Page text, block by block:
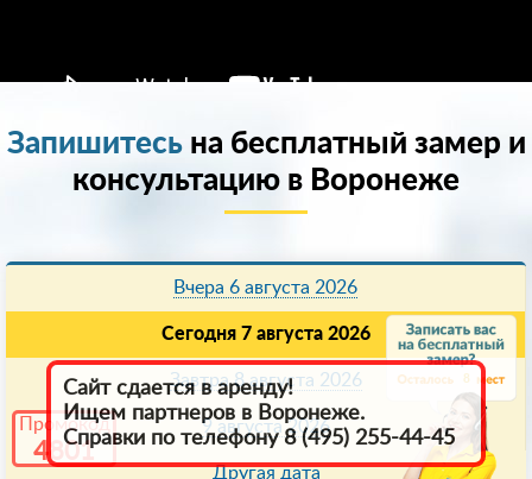
8
Промокод
4801
Запишитесьна бесплатный замер и
консультацию в Воронеже
Вчера 6 августа 2026
Сегодня 7 августа 2026
Завтра 8 августа 2026
9 августа 2026
Другая дата
Сайт сдается в аренду!
Ищем партнеров в Воронеже.
Справки по телефону 8 (495) 255-44-45